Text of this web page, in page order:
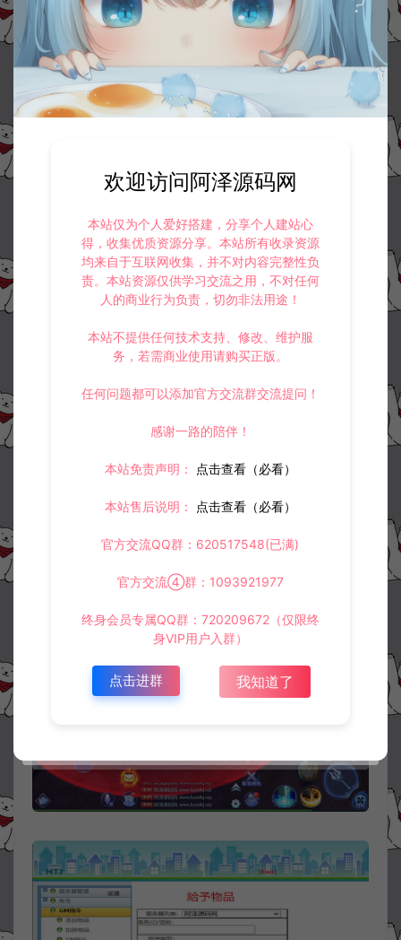
欢迎访问阿泽源码网
本站仅为个人爱好搭建，分享个人建站心
得，收集优质资源分享。本站所有收录资源
均来自于互联网收集，并不对内容完整性负
责。本站资源仅供学习交流之用，不对任何
人的商业行为负责，切勿非法用途！
本站不提供任何技术支持、修改、维护服
务，若需商业使用请购买正版。
任何问题都可以添加官方交流群交流提问！
感谢一路的陪伴！
本站免责声明： 点击查看（必看）
本站售后说明： 点击查看（必看）
官方交流QQ群：620517548(已满)
官方交流④群：1093921977
终身会员专属QQ群：720209672（仅限终
身VIP用户入群）
点击进群 我知道了